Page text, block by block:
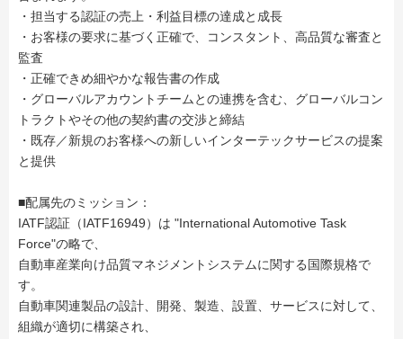
・担当する認証の売上・利益目標の達成と成長
・お客様の要求に基づく正確で、コンスタント、高品質な審査と
監査
・正確できめ細やかな報告書の作成
・グローバルアカウントチームとの連携を含む、グローバルコン
トラクトやその他の契約書の交渉と締結
・既存／新規のお客様への新しいインターテックサービスの提案
と提供
■配属先のミッション：
IATF認証（IATF16949）は "International Automotive Task
Force"の略で、
自動車産業向け品質マネジメントシステムに関する国際規格で
す。
自動車関連製品の設計、開発、製造、設置、サービスに対して、
組織が適切に構築され、